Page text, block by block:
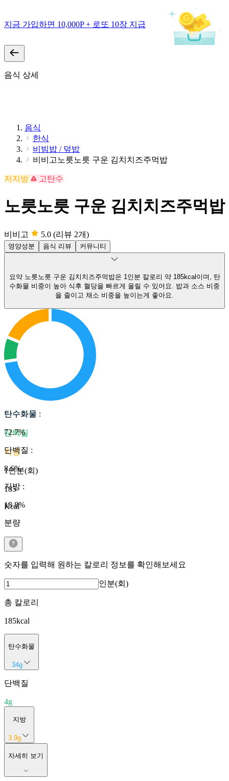
지금 가입하면 10,000P + 로또 10장 지급
음식 상세
음식
한식
비빔밥 / 덮밥
비비고노릇노릇 구운 김치치즈주먹밥
저지방 고탄수
노릇노릇 구운 김치치즈주먹밥
비비고 5.0 (리뷰 2개)
영양성분 음식 리뷰 커뮤니티
요약 노릇노릇 구운 김치치즈주먹밥은 1인분 칼로리 약 185kcal이며, 탄
수화물 비중이 높아 식후 혈당을 빠르게 올릴 수 있어요. 밥과 소스 비중
을 줄이고 채소 비중을 높이는게 좋아요.
탄수화물
단백질
지방
1인분(회)
185
Kcal
탄수화물 :
72.7%
단백질 :
8.6%
지방 :
18.8%
분량
숫자를 입력해 원하는 칼로리 정보를 확인해보세요
인분(회)
총 칼로리
185kcal
탄수화물
34g
단백질
4g
지방
3.9g
자세히 보기